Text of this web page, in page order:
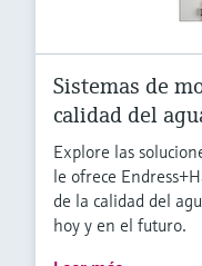
Sistemas de
calidad del
Explore las
le ofrece
de la calidad del
hoy y en el futuro.